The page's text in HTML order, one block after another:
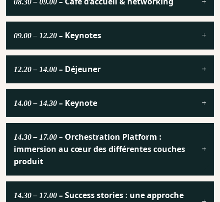
09.00 – 12.20 – Keynotes
12.20 – 14.00 – Déjeuner
14.00 – 14.30 – Keynote
14.30 – 17.00 – Orchestration Platform :
immersion au cœur des différentes couches
produit
14.30 – 17.00 – Success stories : une approche